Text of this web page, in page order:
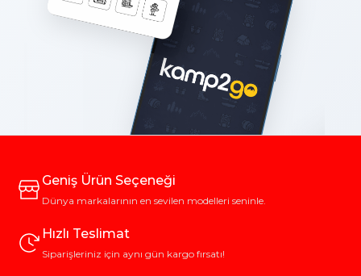
Geniş Ürün Seçeneği
Dünya markalarının en sevilen modelleri seninle.
Hızlı Teslimat
Siparişleriniz için aynı gün kargo fırsatı!